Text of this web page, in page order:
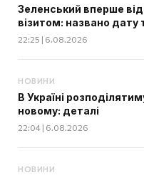
Зеленський вперше
візитом: названо дату
22:25 | 6.08.2026
НОВИНИ
В Україні
новому: деталі
22:04 | 6.08.2026
НОВИНИ